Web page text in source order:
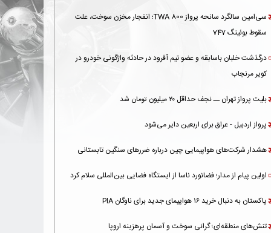
سی‌امین سالگرد سانحه پرواز TWA 800؛ انفجار مخزن سوخت، علت
سقوط بوئینگ 747
درگذشت خلبان باسابقه و عضو تیم آفرود در حادثه واژگونی خودرو در
کویر مرنجاب
بلیت پرواز تهران ــ نجف حداقل ۲۰ میلیون تومان شد
پرواز اردبیل - عراق برای اربعین دایر می‌شود
هشدار شرکت‌های هواپیمایی چین درباره ضررهای سنگین تابستانی
اولین پیام از مدار؛ فضانورد ناسا از ایستگاه فضایی بین‌المللی سلام کرد
پاکستان به دنبال خرید ۱۶ هواپیمای جدید برای ناوگان PIA
تنش‌های منطقه‌ای؛ گرانی سوخت و آسمان پرهزینه اروپا